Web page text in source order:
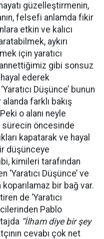
güzelleştirmenin,
felsefi anlamda fikir
etkin ve kalıcı
aykırı
için yaratıcı
gibi sonsuz
ederek
Düşünce’ bunun
alanda farklı bakış
o alanı neyle
sürecin öncesinde
kapatarak ve hayal
düşünceye
kimileri tarafından
‘Yaratıcı Düşünce’ ve
koparılamaz bir bağ var.
de ‘Yaratıcı
Pablo
“İlham diye bir şey
cevabı çok net